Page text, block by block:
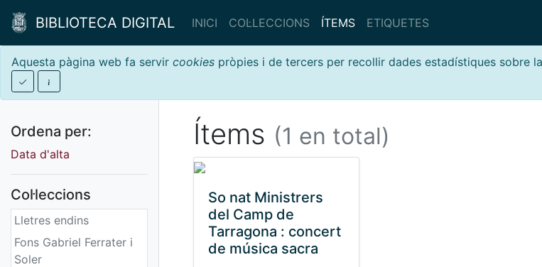
BIBLIOTECA DIGITAL INICI COL·LECCIONS ÍTEMS ETIQUETES
Aquesta pàgina web fa servir cookies pròpies i de tercers per recollir dades estadístiques sobre
Ordena per:
Data d'alta
Col·leccions
Lletres endins
Fons Gabriel Ferrater i
Soler
Ítems (1 en total)
So nat Ministrers
del Camp de
Tarragona : concert
de música sacra